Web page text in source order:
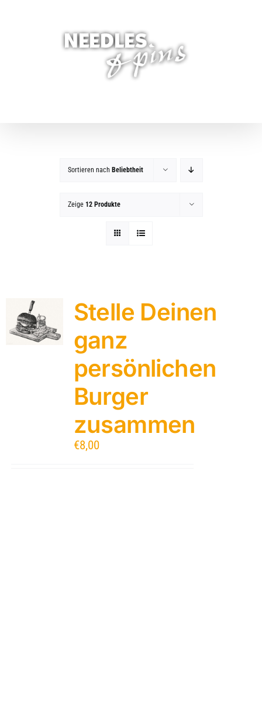
Sortieren nach Beliebtheit
Zeige 12 Produkte
Stelle Deinen
ganz
persönlichen
Burger
zusammen
€8,00